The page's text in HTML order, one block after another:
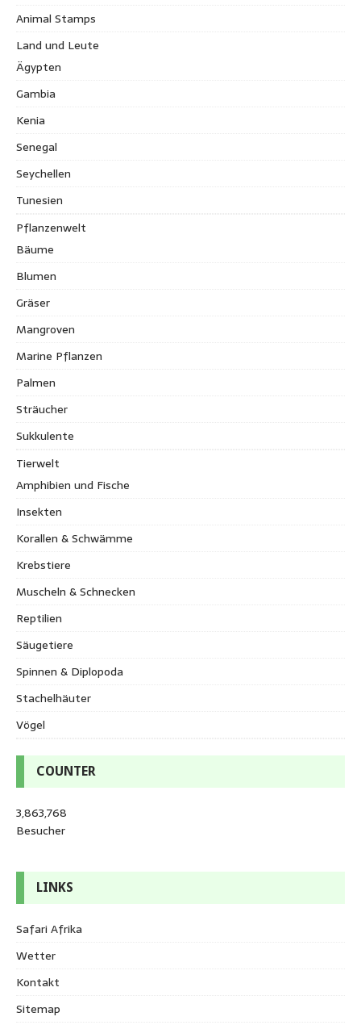
Animal Stamps
Land und Leute
Ägypten
Gambia
Kenia
Senegal
Seychellen
Tunesien
Pflanzenwelt
Bäume
Blumen
Gräser
Mangroven
Marine Pflanzen
Palmen
Sträucher
Sukkulente
Tierwelt
Amphibien und Fische
Insekten
Korallen & Schwämme
Krebstiere
Muscheln & Schnecken
Reptilien
Säugetiere
Spinnen & Diplopoda
Stachelhäuter
Vögel
COUNTER
3,863,768
Besucher
LINKS
Safari Afrika
Wetter
Kontakt
Sitemap